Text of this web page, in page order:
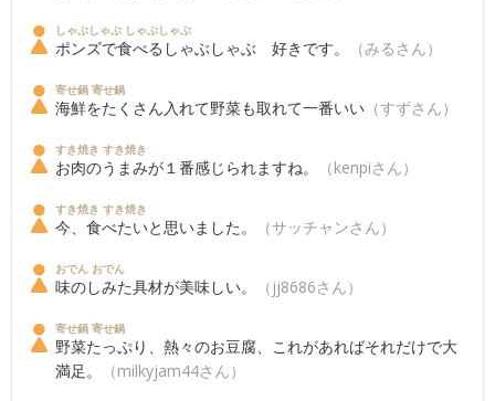
しゃぶしゃぶ しゃぶしゃぶ
ポンズで食べるしゃぶしゃぶ 好きです。 （みるさん）
寄せ鍋 寄せ鍋
海鮮をたくさん入れて野菜も取れて一番いい （すずさん）
すき焼き すき焼き
お肉のうまみが１番感じられますね。 （kenpiさん）
すき焼き すき焼き
今、食べたいと思いました。 （サッチャンさん）
おでん おでん
味のしみた具材が美味しい。 （jj8686さん）
寄せ鍋 寄せ鍋
野菜たっぷり、熱々のお豆腐、これがあればそれだけで大
満足。
（milkyjam44さん）